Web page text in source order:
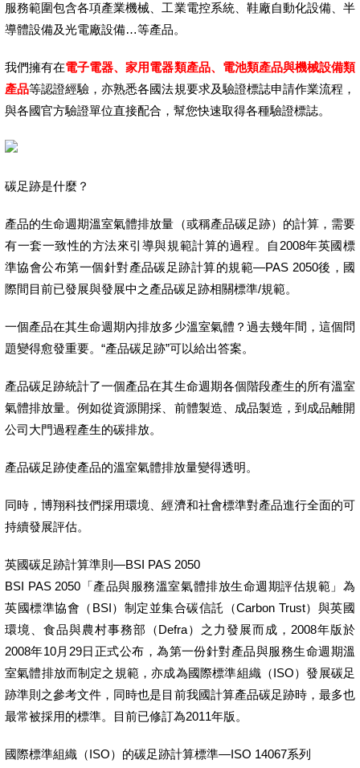
服務範圍包含各項產業機械、工業電控系統、鞋廠自動化設備、半
導體設備及光電廠設備…等產品。
我們擁有在電子電器、家用電器類產品、電池類產品與機械設備類
產品等認證經驗，亦熟悉各國法規要求及驗證標誌申請作業流程，
與各國官方驗證單位直接配合，幫您快速取得各種驗證標誌。
碳足跡是什麼？
產品的生命週期溫室氣體排放量（或稱產品碳足跡）的計算，需要
有一套一致性的方法來引導與規範計算的過程。自2008年英國標
準協會公布第一個針對產品碳足跡計算的規範—PAS 2050後，國
際間目前已發展與發展中之產品碳足跡相關標準/規範。
一個產品在其生命週期內排放多少溫室氣體？過去幾年間，這個問
題變得愈發重要。“產品碳足跡”可以給出答案。
產品碳足跡統計了一個產品在其生命週期各個階段產生的所有溫室
氣體排放量。例如從資源開採、前體製造、成品製造，到成品離開
公司大門過程產生的碳排放。
產品碳足跡使產品的溫室氣體排放量變得透明。
同時，博翔科技們採用環境、經濟和社會標準對產品進行全面的可
持續發展評估。
英國碳足跡計算準則—BSI PAS 2050
BSI PAS 2050「產品與服務溫室氣體排放生命週期評估規範」為
英國標準協會（BSI）制定並集合碳信託（Carbon Trust）與英國
環境、食品與農村事務部（Defra）之力發展而成，2008年版於
2008年10月29日正式公布，為第一份針對產品與服務生命週期溫
室氣體排放而制定之規範，亦成為國際標準組織（ISO）發展碳足
跡準則之參考文件，同時也是目前我國計算產品碳足跡時，最多也
最常被採用的標準。目前已修訂為2011年版。
國際標準組織（ISO）的碳足跡計算標準—ISO 14067系列